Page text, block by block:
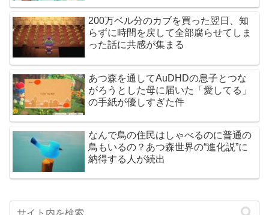
200万ベル分のカブを買った翌日、知
らずに時間を戻して全部腐らせてしま
った話に共感が集まる
あつ森を通してAuDHDの息子とつな
がろうとした母に届いた「愛してる」
の手紙が優しすぎた件
なんで鳥の住民はしゃべるのに普通の
鳥もいるの？あつ森世界の“進化説”に
納得する人が続出